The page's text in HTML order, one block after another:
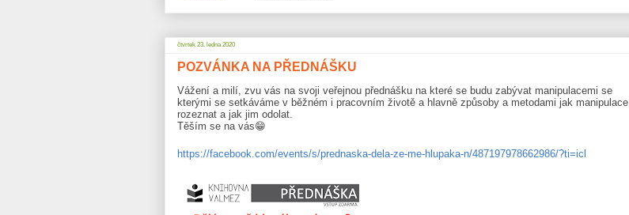
čtvrtek 23. ledna 2020
POZVÁNKA NA PŘEDNÁŠKU
Vážení a milí, zvu vás na svoji veřejnou přednášku na které se budu zabývat manipulacemi se
kterými se setkáváme v běžném i pracovním životě a hlavně způsoby a metodami jak manipulace
rozeznat a jak jim odolat.
Těším se na vás😁
https://facebook.com/events/s/prednaska-dela-ze-me-hlupaka-n/487197978662986/?ti=icl